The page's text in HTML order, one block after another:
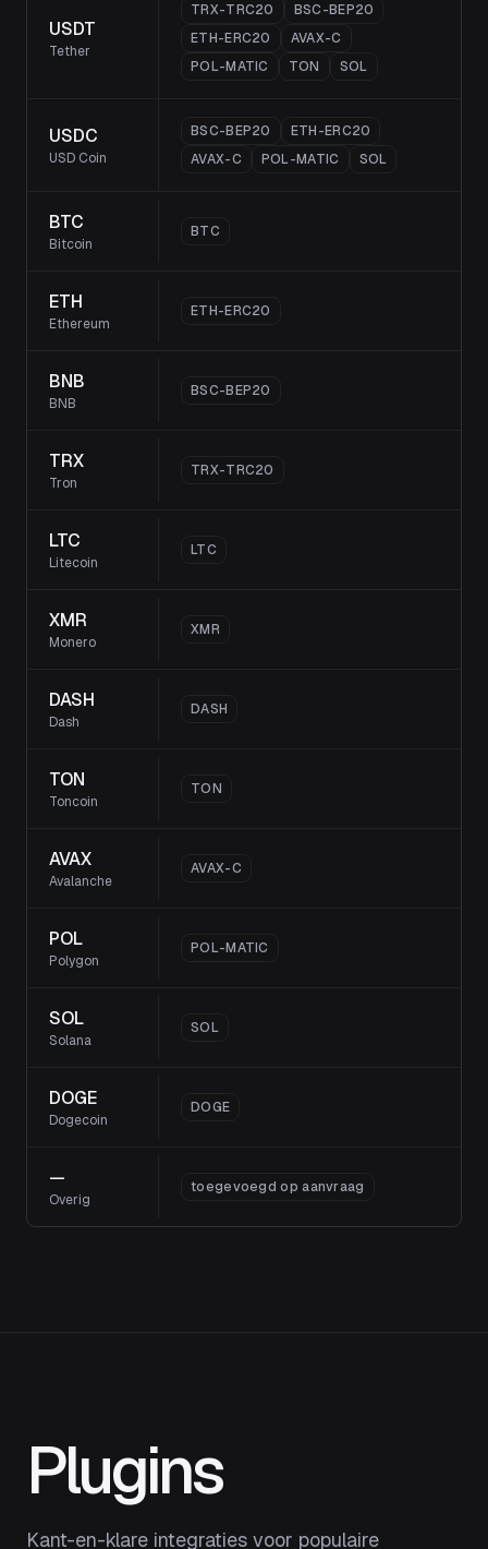
USDT
Tether
TRX-TRC20
BSC-BEP20
ETH-ERC20
AVAX-C
POL-MATIC
TON SOL
USDC
USD Coin
BSC-BEP20
ETH-ERC20
AVAX-C
POL-MATIC SOL
BTC
Bitcoin
BTC
ETH
Ethereum
ETH-ERC20
BNB
BNB
BSC-BEP20
TRX
Tron
TRX-TRC20
LTC
Litecoin
LTC
XMR
Monero
XMR
DASH
Dash
DASH
TON
Toncoin
TON
AVAX
Avalanche
AVAX-C
POL
Polygon
POL-MATIC
SOL
Solana
SOL
DOGE
Dogecoin
DOGE
—
Overig
toegevoegd op aanvraag
Plugins
Kant-en-klare integraties voor populaire